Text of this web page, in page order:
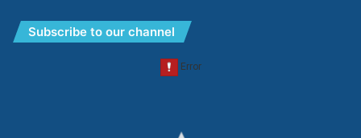
Subscribe to our channel